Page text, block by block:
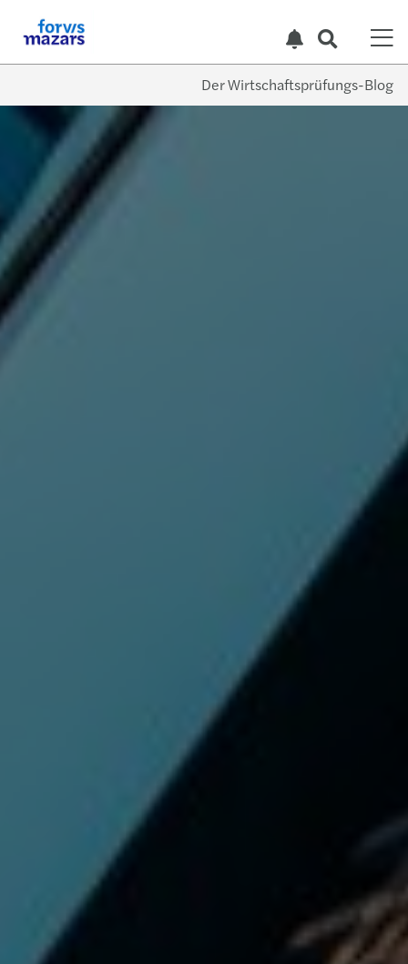
Der Wirtschaftsprüfungs-Blog